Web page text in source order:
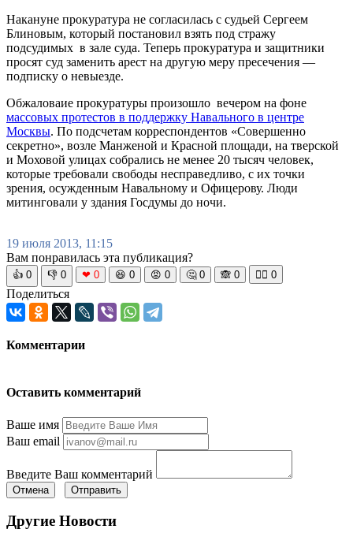
Накануне прокуратура не согласилась с судьей Сергеем
Блиновым, который постановил взять под стражу
подсудимых в зале суда. Теперь прокуратура и защитники
просят суд заменить арест на другую меру пресечения —
подписку о невыезде.
Обжаловаие прокуратуры произошло вечером на фоне
массовых протестов в поддержку Навального в центре
Москвы. По подсчетам корреспондентов «Совершенно
секретно», возле Манженой и Красной площади, на тверской
и Моховой улицах собрались не менее 20 тысяч человек,
которые требовали свободы несправедливо, с их точки
зрения, осужденным Навальному и Офицерову. Люди
митинговали у здания Госдумы до ночи.
19 июля 2013, 11:15
Вам понравилась эта публикация?
👍 0 👎 0 ❤ 0 😆 0 😡 0 🤔 0 🙈 0 🧘‍♀️ 0
Поделиться
Комментарии
Оставить комментарий
Ваше имя
Ваш email
Введите Ваш комментарий
Отмена Отправить
Другие Новости